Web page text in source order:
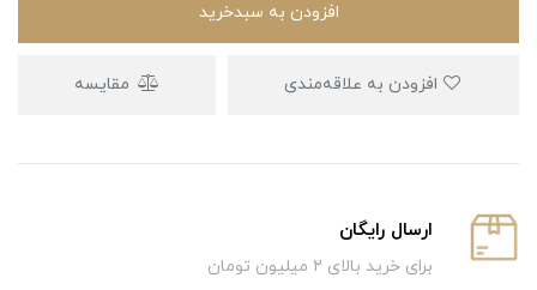
افزودن به سبدخرید
مقایسه
ارسال رایگان
برای خرید بالای ۲ میلیون تومان